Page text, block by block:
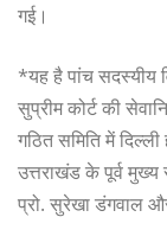
गई।
*यह है पांच सदस्यीय
सुप्रीम कोर्ट की
गठित समिति में दिल्ली
उत्तराखंड के पूर्व
प्रो. सुरेखा डंगवाल